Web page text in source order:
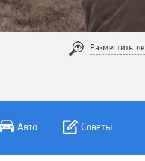
Разместить
Авто Советы